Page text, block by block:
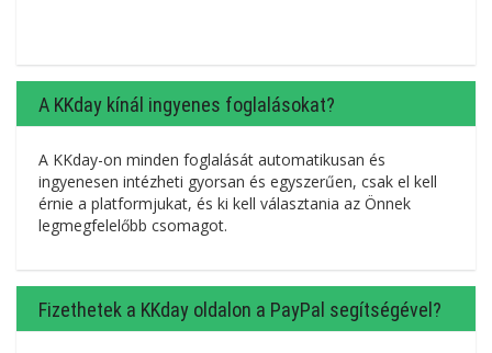
A KKday kínál ingyenes foglalásokat?
A KKday-on minden foglalását automatikusan és
ingyenesen intézheti gyorsan és egyszerűen, csak el kell
érnie a platformjukat, és ki kell választania az Önnek
legmegfelelőbb csomagot.
Fizethetek a KKday oldalon a PayPal segítségével?